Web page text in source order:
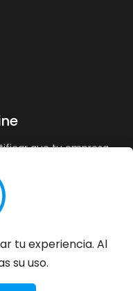
que tu empresa
recoger la opinión
acreditar su buen
incrementando
tu experiencia. Al
su uso.